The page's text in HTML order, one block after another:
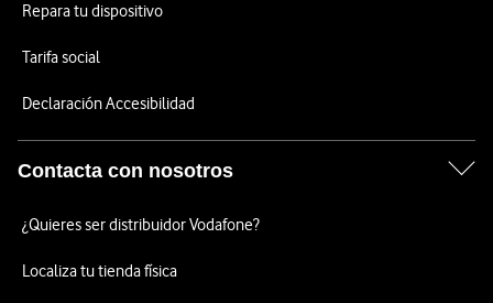
Repara tu dispositivo
Tarifa social
Declaración Accesibilidad
Contacta con nosotros
¿Quieres ser distribuidor Vodafone?
Localiza tu tienda física